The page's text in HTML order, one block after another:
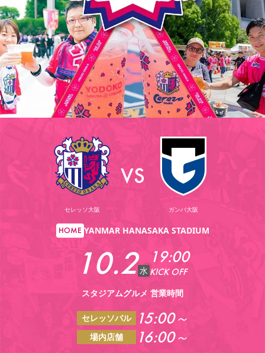
観戦ガイド
初めて観戦ガイド キッズ向けサービス グルメ マッチデープログラム
観戦マナー&ルール ビジターサポーター観戦ガイド 公式アプリ
スタジアム
YANMAR HANASAKA STADIUM
DAZNで観戦
アウェイツアー
アウェイツアー
クラブ紹介 沿革 シーズン記録 求人情報
サポートする
パートナー企業募集中 セレッソ大阪VISAカード サポートスタッフ
セレッソアイデアちょうだいな 応援商店街
Lise（ライセンスビジネス）
サステナビリティ
サステナビリティポリシー SDGsのゴール インパクトレポート
スポーツクラブ
スポーツクラブ
関連団体/施設
セレッソフットサルパーク
セレッソフットサルパーク長居
セレッソスポーツパーク舞洲
セレッソ大阪アカデミー 子供のサッカースクール
ファンクラブ
SAKURA SOCIO SAKURA POINT Program 招待券引換方法 先行入場
まいセレチケット 会員規定 婚姻届・出生届・命名書
ニュース
ニュース
すべて チーム グッズ チケット イベント ファンクラブ
ホームタウン パートナー スポーツクラブ メディア 30周年
レディース
アカデミー
セレッソ大阪
VS
ガンバ大阪
HOME YANMAR HANASAKA STADIUM
10.2水
19:00
KICK OFF
スタジアムグルメ 営業時間
セレッソバル 15:00～
場内店舗 16:00～